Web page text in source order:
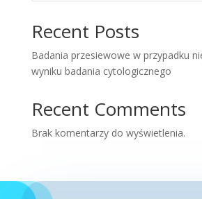
Recent Posts
Badania przesiewowe w przypadku
wyniku badania cytologicznego
Recent Comments
Brak komentarzy do wyświetlenia.